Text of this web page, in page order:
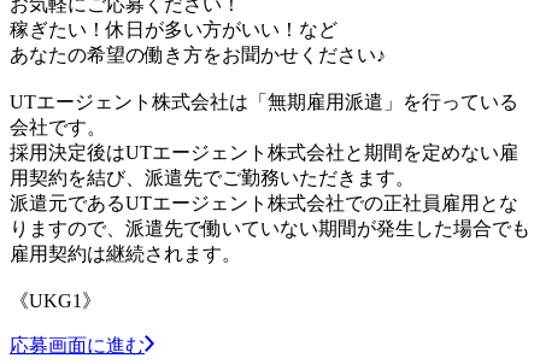
稼ぎたい！休日が多い方がいい！など
あなたの希望の働き方をお聞かせください♪
UTエージェント株式会社は「無期雇用派遣」を行っている
会社です。
採用決定後はUTエージェント株式会社と期間を定めない雇
用契約を結び、派遣先でご勤務いただきます。
派遣元であるUTエージェント株式会社での正社員雇用とな
りますので、派遣先で働いていない期間が発生した場合でも
雇用契約は継続されます。
《UKG1》
応募画面に進む